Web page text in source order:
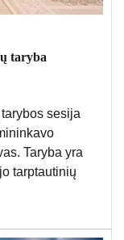
taryba
sesija
Taryba yra
tarptautinių